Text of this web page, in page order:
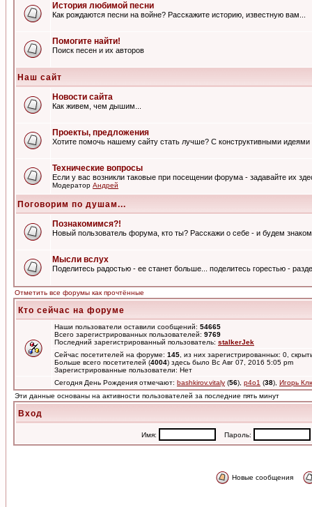
История любимой песни
Как рождаются песни на войне? Расскажите историю, известную вам...
Помогите найти!
Поиск песен и их авторов
Наш сайт
Новости сайта
Как живем, чем дышим...
Проекты, предложения
Хотите помочь нашему сайту стать лучше? С конструктивными
Технические вопросы
Если у вас возникли таковые при посещении форума - задавайте их
Модератор Андрей
Поговорим по душам...
Познакомимся?!
Новый пользователь форума, кто ты? Расскажи о себе - и будем
Мысли вслух
Поделитесь радостью - ее станет больше... поделитесь горестью -
Отметить все форумы как прочтённые
Кто сейчас на форуме
Наши пользователи оставили сообщений: 54665
Всего зарегистрированных пользователей: 9769
Последний зарегистрированный пользователь: stalkerJek
Сейчас посетителей на форуме: 145 , из них зарегистрированных: 0,
Больше всего посетителей (4004) здесь было Вс Авг 07, 2016 5:05 pm
Зарегистрированные пользователи: Нет
Сегодня День Рождения отмечают: bashkirov.vitaly (56), p4o1 (38), Игорь
Эти данные основаны на активности пользователей за последние пять минут
Вход
Имя: Пароль:
Новые сообщения